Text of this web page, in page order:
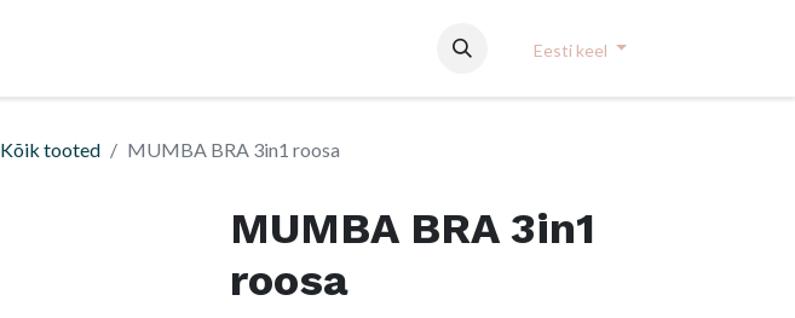
Eesti keel
Kõik tooted MUMBA BRA 3in1 roosa
MUMBA BRA 3in1
roosa